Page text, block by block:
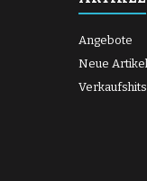
Angebote
Neue Artikel
Verkaufshits